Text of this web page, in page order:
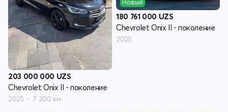
203 000 000 UZS
Chevrolet Onix II - поколение
2025 7 200 км
Новый
180 761 000 UZS
Chevrolet Onix II - поколение
2025